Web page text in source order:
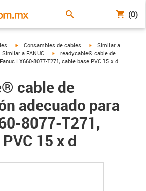
(0)
igus-icon-arrow-right
Consambles de cables igus-icon-arrow-right
Similar a
icon-arrow-right
Similar a FANUC igus-icon-arrow-right
readycable® cable de
LX660-8077-T271, cable base PVC 15 x d
cable de
adecuado para
8077-T271,
15 x d